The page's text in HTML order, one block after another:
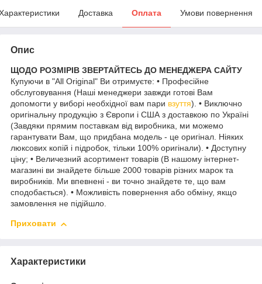
Доставка Оплата Умови повернення
Опис
ЩОДО РОЗМІРІВ ЗВЕРТАЙТЕСЬ ДО МЕНЕДЖЕРА САЙТУ
Купуючи в "All Original" Ви отримуєте: • Професійне
обслуговування (Наші менеджери завжди готові Вам
допомогти у виборі необхідної вам пари взуття). • Виключно
оригінальну продукцію з Європи і США з доставкою по Україні
(Завдяки прямим поставкам від виробника, ми можемо
гарантувати Вам, що придбана модель - це оригінал. Ніяких
люксових копій і підробок, тільки 100% оригінали). • Доступну
ціну; • Величезний асортимент товарів (В нашому інтернет-
магазині ви знайдете більше 2000 товарів різних марок та
виробників. Ми впевнені - ви точно знайдете те, що вам
сподобається). • Можливість повернення або обміну, якщо
замовлення не підійшло.
Приховати
Характеристики